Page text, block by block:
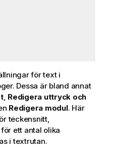
för text i
Dessa är bland annat
, Redigera uttryck och
Redigera modul. Här
teckensnitt,
ett antal olika
i textrutan.